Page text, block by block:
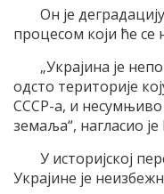
Он је
процесом који ће се
„Украјина је
одсто територије
СССР-а, и несумњиво
земаља“, нагласио
У историјској
Украјине је